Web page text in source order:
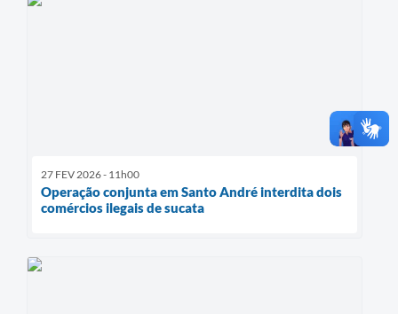
27 FEV 2026 - 11h00
Operação conjunta em Santo André interdita dois
comércios ilegais de sucata